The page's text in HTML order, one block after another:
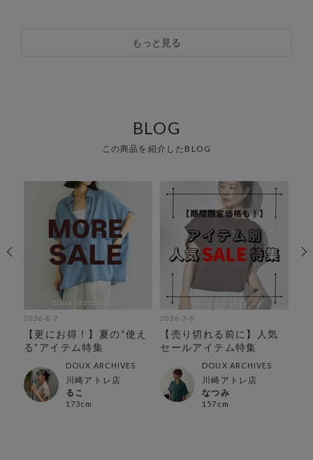
もっと見る
BLOG
この商品を紹介したBLOG
2026-8-7
【更にお得！】夏の“使え
る”アイテム特集
DOUX ARCHIVES
川崎アトレ店
るこ
173cm
2026-7-8
【売り切れる前に】人気
セールアイテム特集
DOUX ARCHIVES
川崎アトレ店
なつみ
157cm